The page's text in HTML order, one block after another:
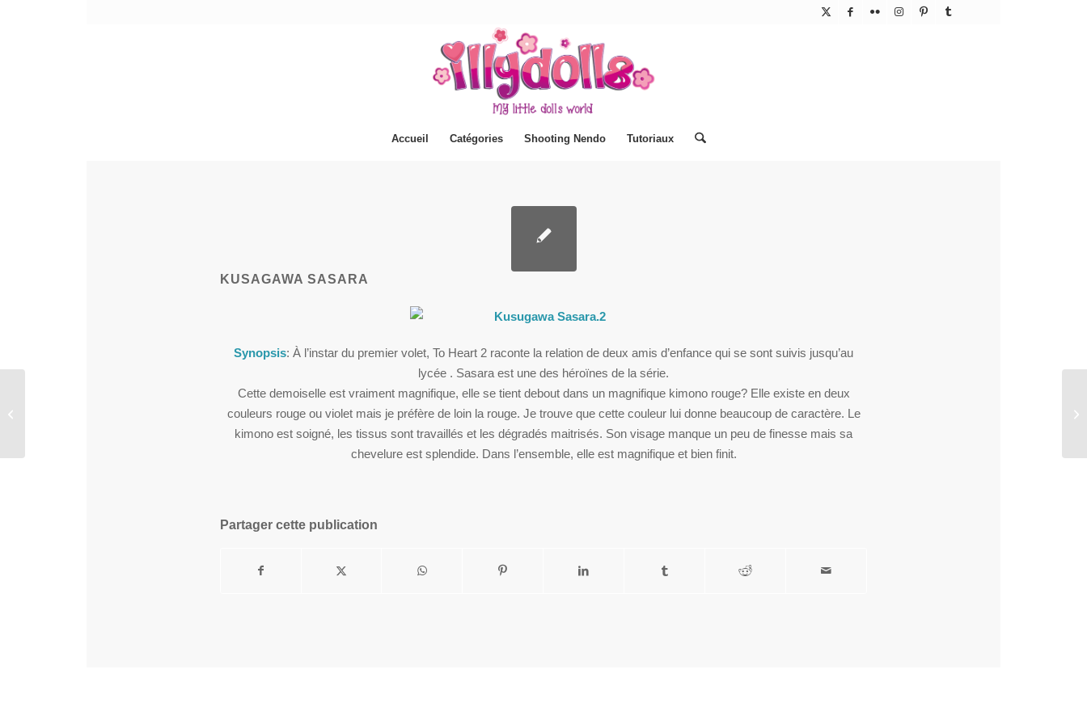
Accueil Catégories Shooting Nendo Tutoriaux
KUSAGAWA SASARA
Synopsis: À l’instar du premier volet, To Heart 2 raconte la relation de deux amis d’enfance qui se sont suivis jusqu’au
lycée . Sasara est une des héroïnes de la série.
Cette demoiselle est vraiment magnifique, elle se tient debout dans un magnifique kimono rouge? Elle existe en deux
couleurs rouge ou violet mais je préfère de loin la rouge. Je trouve que cette couleur lui donne beaucoup de caractère. Le
kimono est soigné, les tissus sont travaillés et les dégradés maitrisés. Son visage manque un peu de finesse mais sa
chevelure est splendide. Dans l’ensemble, elle est magnifique et bien finit.
Partager cette publication